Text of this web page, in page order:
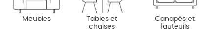
Meubles
Tables et
chaises
Canapés et
fauteuils